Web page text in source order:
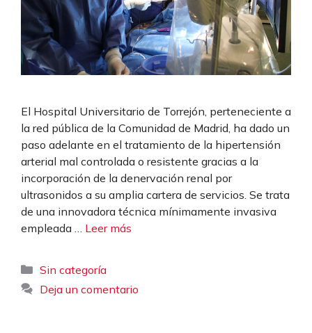
El Hospital Universitario de Torrejón, perteneciente a
la red pública de la Comunidad de Madrid, ha dado un
paso adelante en el tratamiento de la hipertensión
arterial mal controlada o resistente gracias a la
incorporación de la denervación renal por
ultrasonidos a su amplia cartera de servicios. Se trata
de una innovadora técnica mínimamente invasiva
empleada … Leer más
Categorías
Sin categoría
Deja un comentario